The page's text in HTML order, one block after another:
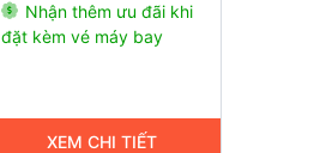
Nhận thêm ưu đãi khi
đặt kèm vé máy bay
XEM CHI TIẾT